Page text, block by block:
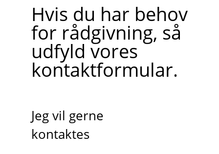
Hvis du har behov
for rådgivning, så
udfyld vores
kontaktformular.
Jeg vil gerne
kontaktes